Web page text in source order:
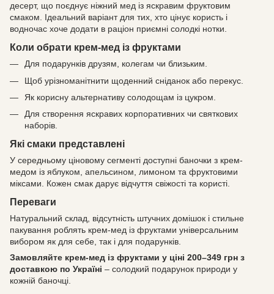
десерт, що поєднує ніжний мед із яскравим фруктовим
смаком. Ідеальний варіант для тих, хто цінує користь і
водночас хоче додати в раціон приємні солодкі нотки.
Коли обрати крем-мед із фруктами
Для подарунків друзям, колегам чи близьким.
Щоб урізноманітнити щоденний сніданок або перекус.
Як корисну альтернативу солодощам із цукром.
Для створення яскравих корпоративних чи святкових
наборів.
Які смаки представлені
У середньому ціновому сегменті доступні баночки з крем-
медом із яблуком, апельсином, лимоном та фруктовими
міксами. Кожен смак дарує відчуття свіжості та користі.
Переваги
Натуральний склад, відсутність штучних домішок і стильне
пакування роблять крем-мед із фруктами універсальним
вибором як для себе, так і для подарунків.
Замовляйте крем-мед із фруктами у ціні 200–349 грн з
доставкою по Україні – солодкий подарунок природи у
кожній баночці.